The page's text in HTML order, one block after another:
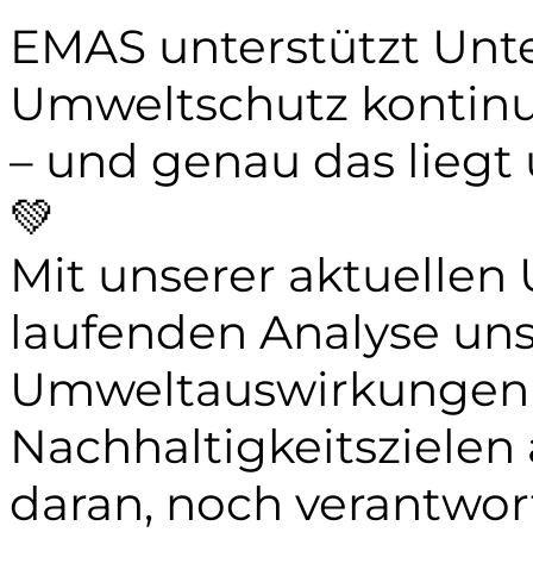
EMAS unterstützt
Umweltschutz
– und genau das liegt
💚
Mit unserer aktuellen
laufenden Analyse
daran, noch